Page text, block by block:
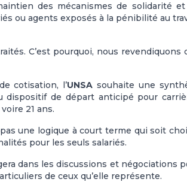
des mécanismes de solidarité et
ou agents exposés à la pénibilité au
C’est pourquoi, nous revendiquons
cotisation, l’UNSA souhaite une
dispositif de départ anticipé pour
21 ans.
une logique à court terme qui soit
pour les seuls salariés.
dans les discussions et négociations
de ceux qu’elle représente.